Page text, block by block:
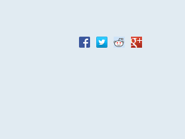
Partager sur Facebook
Partager sur Twitter
Partager sur
Partager sur